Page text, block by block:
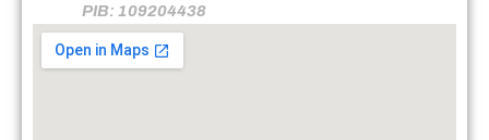
PIB: 109204438